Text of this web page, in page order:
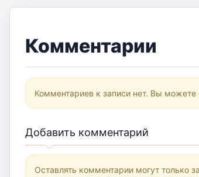
Комментарии
Комментариев к записи нет. Вы можете
Добавить комментарий
Оставлять комментарии могут только